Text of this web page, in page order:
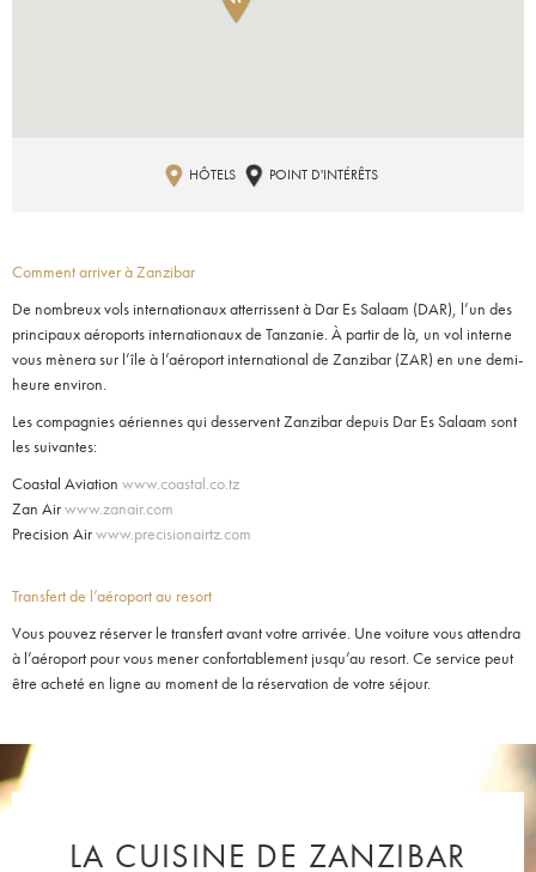
HÔTELS POINT D'INTÉRÊTS
Comment arriver à Zanzibar
De nombreux vols internationaux atterrissent à Dar Es Salaam (DAR), l’un des
principaux aéroports internationaux de Tanzanie. À partir de là, un vol interne
vous mènera sur l’île à l’aéroport international de Zanzibar (ZAR) en une demi-
heure environ.
Les compagnies aériennes qui desservent Zanzibar depuis Dar Es Salaam sont
les suivantes:
Coastal Aviation www.coastal.co.tz
Zan Airwww.zanair.com
Precision Airwww.precisionairtz.com
Transfert de l’aéroport au resort
Vous pouvez réserver le transfert avant votre arrivée. Une voiture vous attendra
à l’aéroport pour vous mener confortablement jusqu’au resort. Ce service peut
être acheté en ligne au moment de la réservation de votre séjour.
LA CUISINE DE ZANZIBAR